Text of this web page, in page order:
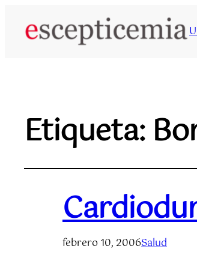
Etiqueta:
febrero 10, 2006Salud